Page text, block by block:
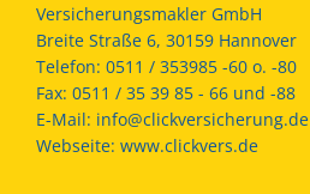
Versicherungsmakler GmbH
Breite Straße 6, 30159 Hannover
Telefon: 0511 / 353985 -60 o. -80
Fax: 0511 / 35 39 85 - 66 und -88
E-Mail: info@clickversicherung.de
Webseite: www.clickvers.de